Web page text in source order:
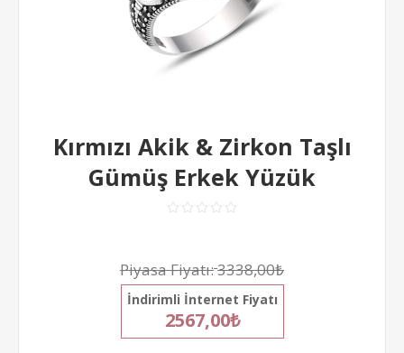
Kırmızı Akik & Zirkon Taşlı
Gümüş Erkek Yüzük
Piyasa Fiyatı:3338,00₺
İndirimli İnternet Fiyatı
2567,00₺